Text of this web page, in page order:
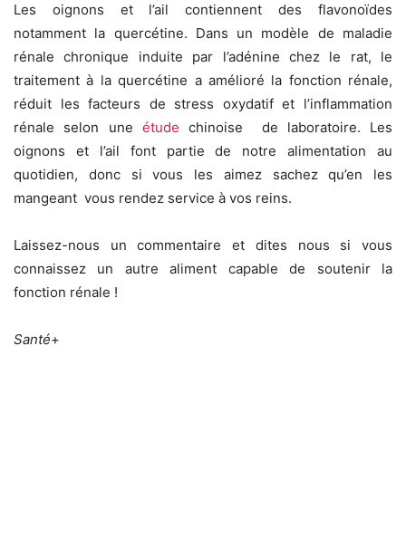
Les oignons et l’ail contiennent des flavonoïdes
notamment la quercétine. Dans un modèle de maladie
rénale chronique induite par l’adénine chez le rat, le
traitement à la quercétine a amélioré la fonction rénale,
réduit les facteurs de stress oxydatif et l’inflammation
rénale selon une étude chinoise de laboratoire. Les
oignons et l’ail font partie de notre alimentation au
quotidien, donc si vous les aimez sachez qu’en les
mangeant vous rendez service à vos reins.
Laissez-nous un commentaire et dites nous si vous
connaissez un autre aliment capable de soutenir la
fonction rénale !
Santé+